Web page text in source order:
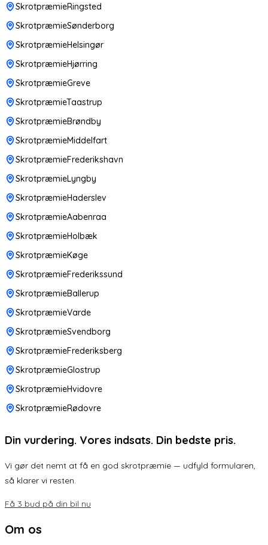
SkrotpræmieRingsted
SkrotpræmieSønderborg
SkrotpræmieHelsingør
SkrotpræmieHjørring
SkrotpræmieGreve
SkrotpræmieTaastrup
SkrotpræmieBrøndby
SkrotpræmieMiddelfart
SkrotpræmieFrederikshavn
SkrotpræmieLyngby
SkrotpræmieHaderslev
SkrotpræmieAabenraa
SkrotpræmieHolbæk
SkrotpræmieKøge
SkrotpræmieFrederikssund
SkrotpræmieBallerup
SkrotpræmieVarde
SkrotpræmieSvendborg
SkrotpræmieFrederiksberg
SkrotpræmieGlostrup
SkrotpræmieHvidovre
SkrotpræmieRødovre
Din vurdering. Vores indsats. Din bedste pris.
Vi gør det nemt at få en god skrotpræmie — udfyld formularen,
så klarer vi resten.
Få 3 bud på din bil nu
Om os